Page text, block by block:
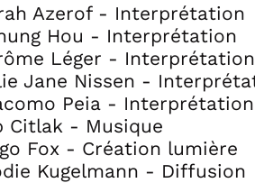
Azerof - Interprétation
Hou - Interprétation
Léger - Interprétation
Jane Nissen -
Peia - Interprétation
Citlak - Musique
Fox - Création lumière
Kugelmann - Diffusion